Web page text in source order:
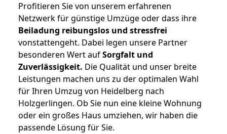
Profitieren Sie von unserem erfahrenen
Netzwerk für günstige Umzüge oder dass ihre
Beiladung reibungslos und stressfrei
vonstattengeht. Dabei legen unsere Partner
besonderen Wert aufSorgfalt und
Zuverlässigkeit. Die Qualität und unser breite
Leistungen machen uns zu der optimalen Wahl
für Ihren Umzug von Heidelberg nach
Holzgerlingen. Ob Sie nun eine kleine Wohnung
oder ein großes Haus umziehen, wir haben die
passende Lösung für Sie.